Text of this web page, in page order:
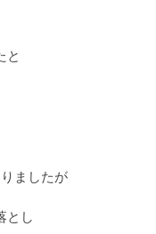
と
ましたが
とし